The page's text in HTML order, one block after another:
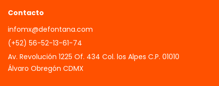
Contacto
infomx@defontana.com
(+52) 56-52-13-61-74
Av. Revolución 1225 Of. 434 Col. los Alpes C.P. 01010
Álvaro Obregón CDMX